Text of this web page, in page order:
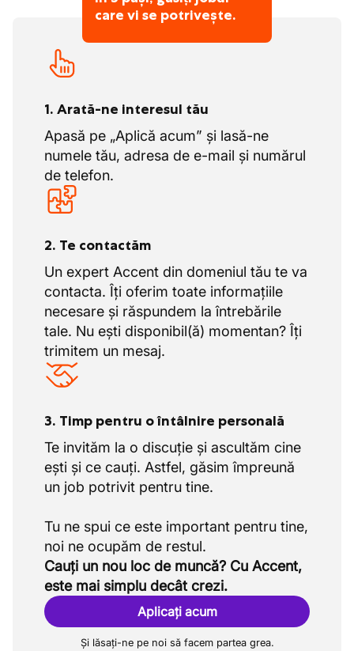
profesionale.
care vi se potrivește.
1. Arată-ne interesul tău
Apasă pe „Aplică acum” și lasă-ne
numele tău, adresa de e-mail și numărul
de telefon.
2. Te contactăm
Un expert Accent din domeniul tău te va
contacta. Îți oferim toate informațiile
necesare și răspundem la întrebările
tale. Nu ești disponibil(ă) momentan? Îți
trimitem un mesaj.
3. Timp pentru o întâlnire personală
Te invităm la o discuție și ascultăm cine
ești și ce cauți. Astfel, găsim împreună
un job potrivit pentru tine.
Tu ne spui ce este important pentru tine,
Cauți un nou loc de muncă? Cu Accent,
este mai simplu decât crezi.
Aplicați acum
Și lăsați-ne pe noi să facem partea grea.